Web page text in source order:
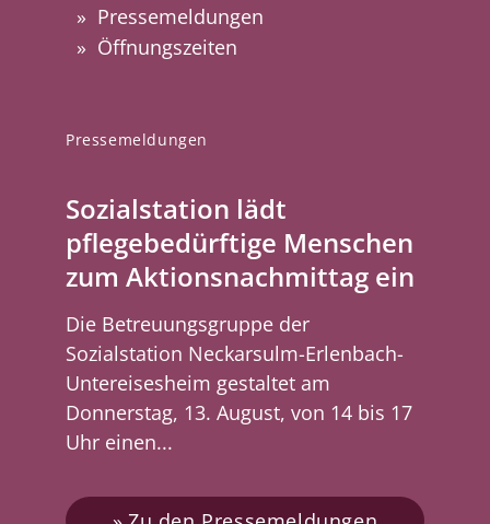
Pressemeldungen
Sozialstation lädt
pflegebedürftige Menschen
zum Aktionsnachmittag ein
Die Betreuungsgruppe der
Sozialstation Neckarsulm-Erlenbach-
Untereisesheim gestaltet am
Donnerstag, 13. August, von 14 bis 17
Uhr einen...
Pressemeldungen
Öffnungszeiten